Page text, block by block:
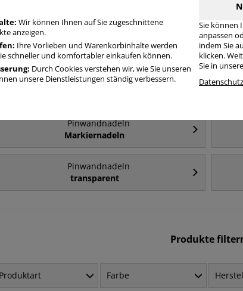
Häufig
Pinnwandnadeln
Pinwandnadeln
Pinwandnadeln
Markiernadeln
Pinwandnadeln
transparent
Produkte
Produktart Farbe
Wir können Ihnen auf Sie zugeschnittene
anzeigen.
Ihre Vorlieben und Warenkorbinhalte werden
schneller und komfortabler einkaufen können.
Durch Cookies verstehen wir, wie Sie unseren
unsere Dienstleistungen ständig verbessern.
Sie können
anpassen
indem Sie
klicken.
Sie in